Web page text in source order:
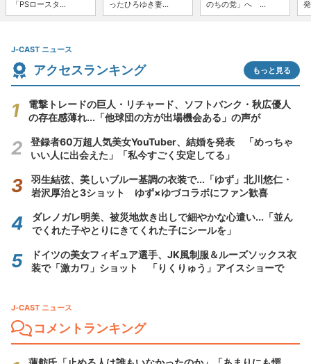
「PSロースタ...
ったひろゆき妻...
のちの党」へ ...
J-CAST ニュース
アクセスランキング もっと見る
電撃トレードの巨人・リチャード、ソフトバンク・秋広優人
の存在感薄れ...「他球団の方が出場機会ある」の声が
登録者60万超人気美女YouTuber、結婚を発表 「めっちゃ
いい人に出会えた」「私今すごく安定してる」
羽生結弦、美しいブルー基調の衣装で...「ゆず」北川悠仁・
岩沢厚治と3ショット ゆず×ゆづコラボにファン歓喜
ダレノガレ明美、被災地炊き出しで細やかな心遣い...「並ん
でくれた子やとりにきてくれた子にシールを」
ドイツの美女フィギュア選手、JK風制服＆ルーズソックス衣
装で「激カワ」ショット 「りくりゅう」アイスショーで
J-CAST ニュース
コメントランキング